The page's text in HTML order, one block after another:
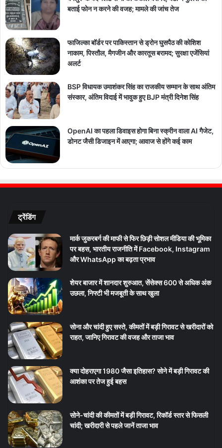
बताई फोन न करने की वजह; मामले की जांच तेज
फाजिल्का बॉर्डर पर पाकिस्तान से ड्रोन घुसपैठ की कोशिश
नाकाम, पिस्तौल, मैगजीन और कारतूस बरामद; सुरक्षा एजेंसियां
अलर्ट
BSP विधायक उमाशंकर सिंह का राजकीय सम्मान के साथ अंतिम
संस्कार, अंतिम विदाई में भावुक हुए BJP मंत्री दिनेश सिंह
OpenAI का पहला डिवाइस होगा बिना स्क्रीन वाला AI गैजेट,
डोनट जैसी डिजाइन में आएगा; आवाज से होंगे कई काम
ट्रेंडिंग
मार्क जुकरबर्ग की माफी से फिर छिड़ी सोशल मीडिया की भूमिका
पर बहस, भारतीय राजनीति में Facebook, Instagram
और WhatsApp का बढ़ता प्रभाव
शेयर बाजार में शानदार शुरुआत, सेंसेक्स 600 से अधिक अंक
उछला, निफ्टी भी मजबूती के साथ खुला
सोना और चांदी हुए सस्ते, कीमतों में बड़ी गिरावट से खरीदारों को
राहत, जानिए गिरावट की वजह और ताजा भाव
क्या दोहराएगा 1980 जैसा इतिहास? सोने में बड़ी गिरावट की
आशंका पर तेज हुई बहस
सोने-चांदी की कीमतों में बड़ी गिरावट, रिकॉर्ड स्तर से फिसली
चांदी; खरीदारी से पहले जानें ताजा भाव